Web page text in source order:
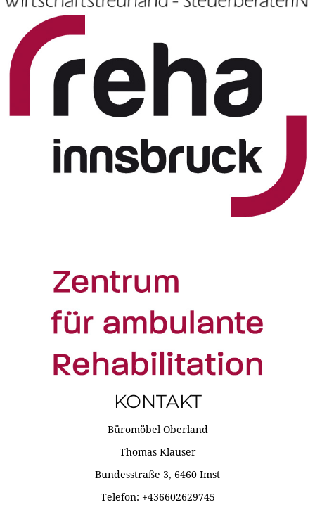
KONTAKT
Büromöbel Oberland
Thomas Klauser
Bundesstraße 3, 6460 Imst
Telefon: +436602629745